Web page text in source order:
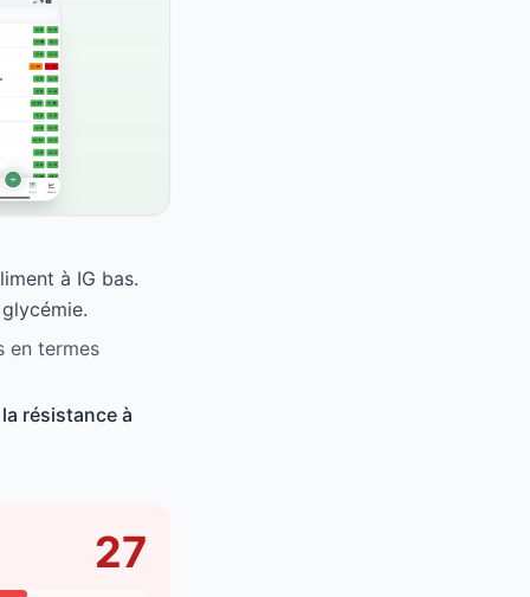
à IG bas.
en termes
résistance à
27